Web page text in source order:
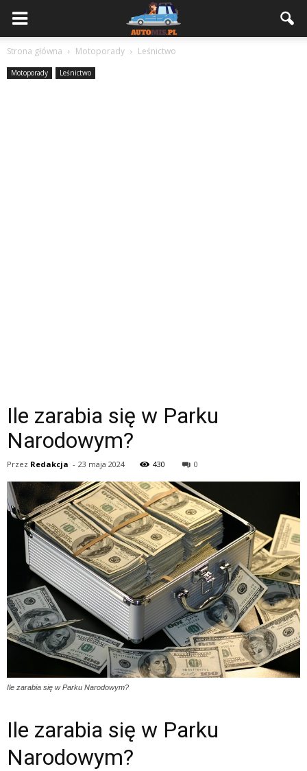
Strona główna Motoporady Leśnictwo
Motoporady Leśnictwo
Ile zarabia się w Parku
Narodowym?
Przez Redakcja - 23 maja 2024 430 0
Ile zarabia się w Parku Narodowym?
Ile zarabia się w Parku
Narodowym?